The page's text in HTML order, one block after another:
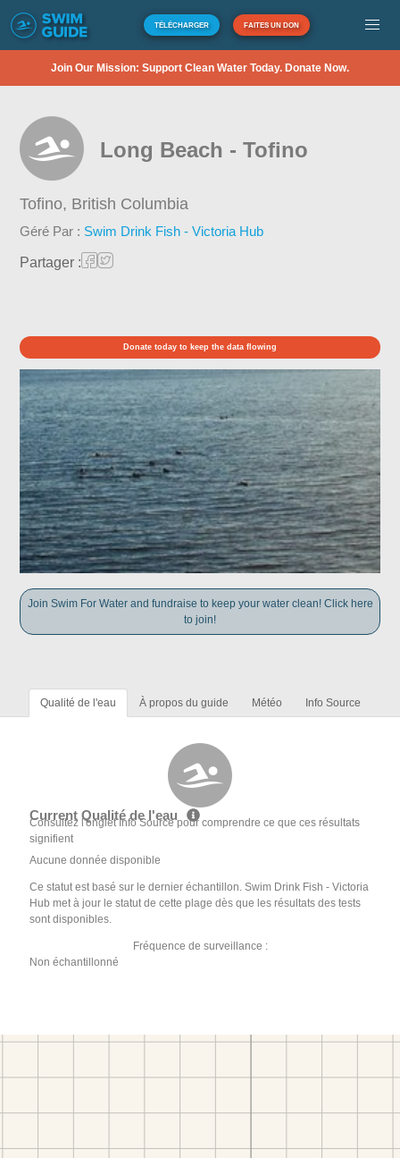
TÉLÉCHARGER FAITES UN DON
Join Our Mission: Support Clean Water Today. Donate Now.
Long Beach - Tofino
Tofino, British Columbia
Géré Par : Swim Drink Fish - Victoria Hub
Partager :
Donate today to keep the data flowing
Join Swim For Water and fundraise to keep your water clean! Click here
to join!
Qualité de l'eau À propos du guide Météo Info Source
Current Qualité de l'eau
Consultez l'onglet Info Source pour comprendre ce que ces résultats
signifient
Aucune donnée disponible
Ce statut est basé sur le dernier échantillon. Swim Drink Fish - Victoria
Hub met à jour le statut de cette plage dès que les résultats des tests
sont disponibles.
Fréquence de surveillance :
Non échantillonné